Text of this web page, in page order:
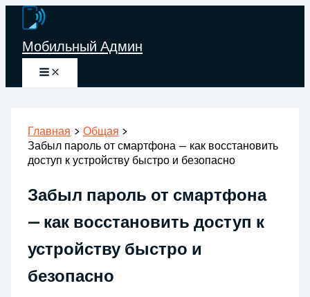
Перейти
содержимому
Мобильный Админ
Главная
Общая
Забыл пароль от смартфона — как восстановить
доступ к устройству быстро и безопасно
Забыл пароль от смартфона
— как восстановить доступ к
устройству быстро и
безопасно